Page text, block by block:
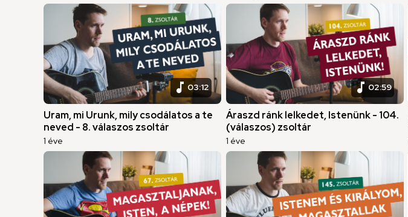
music_note 03:12
Uram, mi Urunk, mily csodálatos a te
neved - 8. válaszos zsoltár
1 éve
music_note02:59
Áraszd ránk lelkedet, Istenünk - 104.
(válaszos) zsoltár
1 éve